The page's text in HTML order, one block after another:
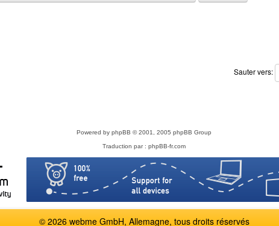
Sauter vers:
Powered by phpBB © 2001, 2005 phpBB Group
Traduction par : phpBB-fr.com
© 2026 webme GmbH, Allemagne, tous droits réservés